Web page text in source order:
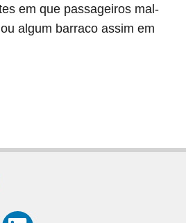
em que passageiros mal-
algum barraco assim em